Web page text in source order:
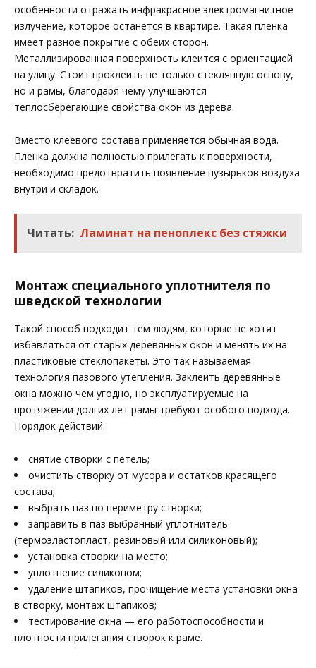
особенности отражать инфракрасное электромагнитное
излучение, которое останется в квартире. Такая пленка
имеет разное покрытие с обеих сторон.
Металлизированная поверхность клеится с ориентацией
на улицу. Стоит проклеить не только стеклянную основу,
но и рамы, благодаря чему улучшаются
теплосберегающие свойства окон из дерева.
Вместо клеевого состава применяется обычная вода.
Пленка должна полностью прилегать к поверхности,
необходимо предотвратить появление пузырьков воздуха
внутри и складок.
Читать: Ламинат на пеноплекс без стяжки
Монтаж специального уплотнителя по
шведской технологии
Такой способ подходит тем людям, которые не хотят
избавляться от старых деревянных окон и менять их на
пластиковые стеклопакеты. Это так называемая
технология пазового утепления. Заклеить деревянные
окна можно чем угодно, но эксплуатируемые на
протяжении долгих лет рамы требуют особого подхода.
Порядок действий:
снятие створки с петель;
очистить створку от мусора и остатков красящего
состава;
выбрать паз по периметру створки;
заправить в паз выбранный уплотнитель
(термоэластопласт, резиновый или силиконовый);
установка створки на место;
уплотнение силиконом;
удаление штапиков, прочищение места установки окна
в створку, монтаж штапиков;
тестирование окна — его работоспособности и
плотности прилегания створок к раме.